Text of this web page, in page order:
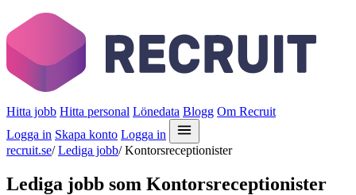
Hitta jobb Hitta personal Lönedata Blogg Om Recruit
Logga in Skapa konto Logga in
recruit.se/ Lediga jobb/ Kontorsreceptionister
Lediga jobb som Kontorsreceptionister